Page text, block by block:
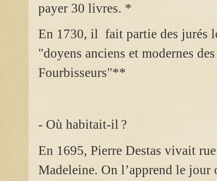
payer 30 livres. *
En 1730, il fait partie des jurés
"doyens anciens et modernes
Fourbisseurs"**
- Où habitait-il ?
En 1695, Pierre Destas vivait
Madeleine. On l’apprend le jour